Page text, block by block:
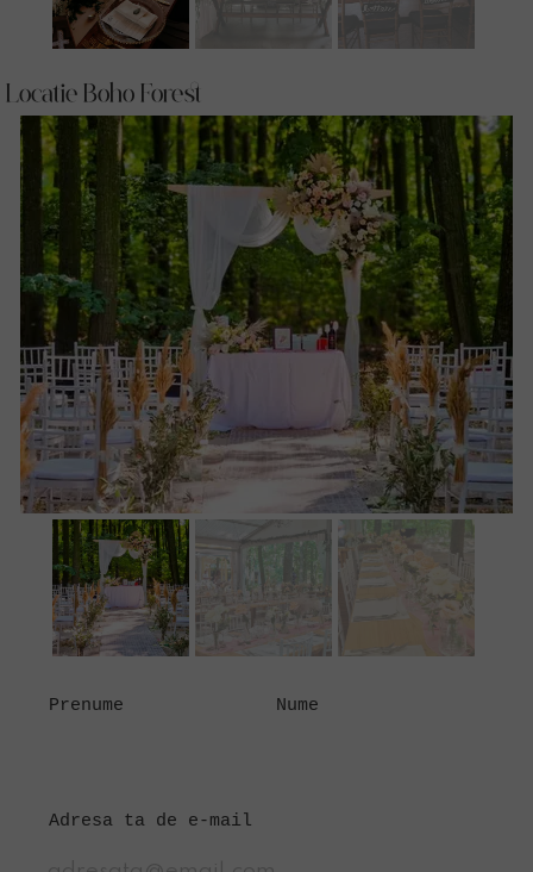
Locatie Boho Forest
Prenume Nume
Adresa ta de e-mail